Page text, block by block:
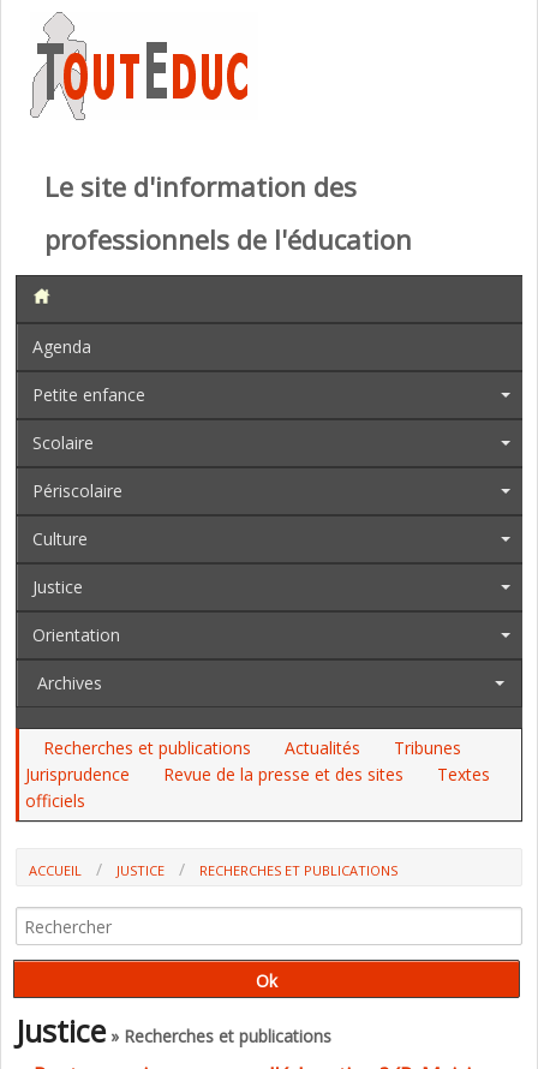
Le site d'information des
professionnels de l'éducation
Agenda
Petite enfance
Scolaire
Périscolaire
Culture
Justice
Orientation
Archives
Recherches et publications Actualités
Tribunes
Jurisprudence
Revue de la presse et des sites
Textes
officiels
ACCUEIL JUSTICE RECHERCHES ET PUBLICATIONS
Justice» Recherches et publications